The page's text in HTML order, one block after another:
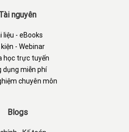
nguyên
liệu - eBooks
- Webinar
học trực tuyến
dụng miễn phí
chuyên môn
Blogs